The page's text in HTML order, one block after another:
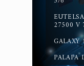
27500 V
PALAPA